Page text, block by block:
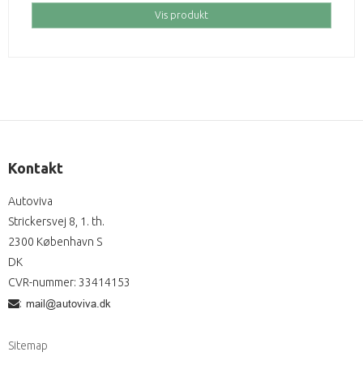
Vis produkt
Kontakt
Autoviva
Strickersvej 8, 1. th.
2300 København S
DK
CVR-nummer: 33414153
:
Sitemap